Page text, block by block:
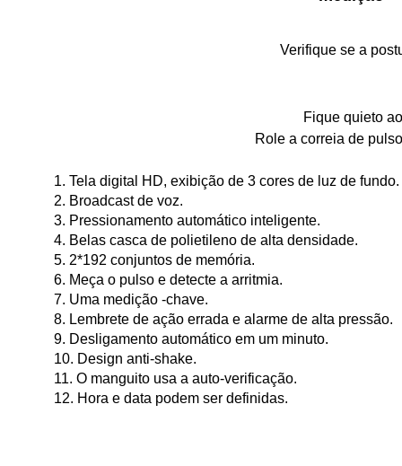
Verifique se a
Fique quieto
Role a correia de
1. Tela digital HD, exibição de 3 cores de luz de fundo.
2. Broadcast de voz.
3. Pressionamento automático inteligente.
4. Belas casca de polietileno de alta densidade.
5. 2*192 conjuntos de memória.
6. Meça o pulso e detecte a arritmia.
7. Uma medição -chave.
8. Lembrete de ação errada e alarme de alta pressão.
9. Desligamento automático em um minuto.
10. Design anti-shake.
11. O manguito usa a auto-verificação.
12. Hora e data podem ser definidas.